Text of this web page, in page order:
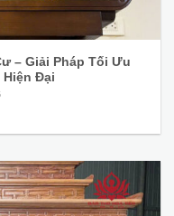
– Giải Pháp Tối Ưu
Hiện Đại